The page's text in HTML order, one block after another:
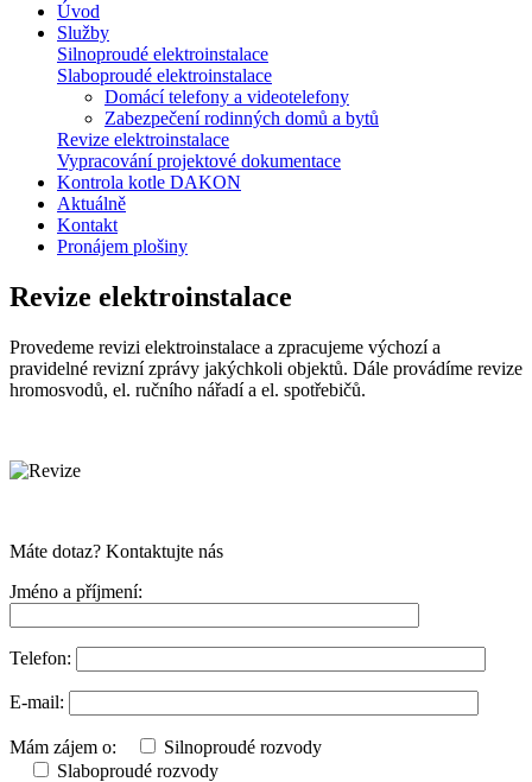
Úvod
Služby
Silnoproudé elektroinstalace
Slaboproudé elektroinstalace
Domácí telefony a videotelefony
Zabezpečení rodinných domů a bytů
Revize elektroinstalace
Vypracování projektové dokumentace
Kontrola kotle DAKON
Aktuálně
Kontakt
Pronájem plošiny
Revize elektroinstalace
Provedeme revizi elektroinstalace a zpracujeme výchozí a
pravidelné revizní zprávy jakýchkoli objektů. Dále provádíme revize
hromosvodů, el. ručního nářadí a el. spotřebičů.
Máte dotaz? Kontaktujte nás
Jméno a příjmení:
Telefon:
E-mail:
Mám zájem o:
Silnoproudé rozvody
Slaboproudé rozvody